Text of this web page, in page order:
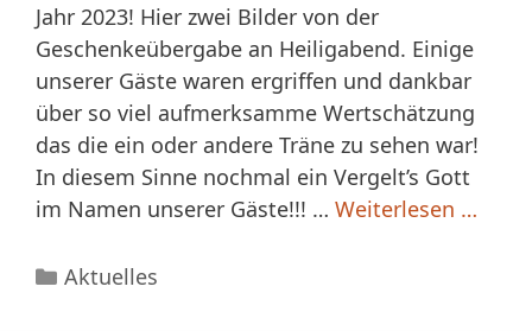
Jahr 2023! Hier zwei Bilder von der
Geschenkeübergabe an Heiligabend. Einige
unserer Gäste waren ergriffen und dankbar
über so viel aufmerksamme Wertschätzung
das die ein oder andere Träne zu sehen war!
In diesem Sinne nochmal ein Vergelt’s Gott
im Namen unserer Gäste!!! … Weiterlesen …
Kategorien
Aktuelles